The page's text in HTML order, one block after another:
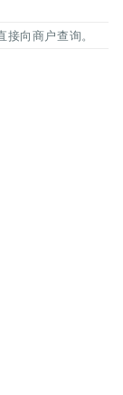
向商户查询。